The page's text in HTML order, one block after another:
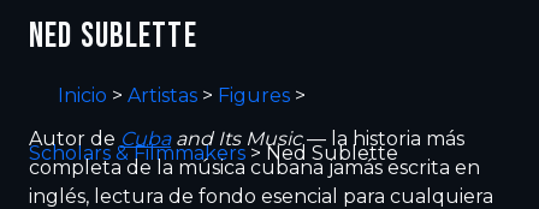
NED SUBLETTE
Inicio > Artistas > Figures >
Scholars & Filmmakers> Ned Sublette
Autor de Cubaand Its Music— la historia más
completa de la música cubana jamás escrita en
inglés, lectura de fondo esencial para cualquiera